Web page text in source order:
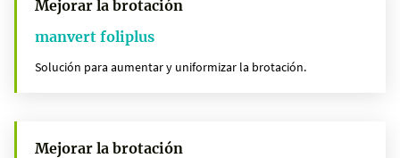
Mejorar la brotación
manvert foliplus
Solución para aumentar y uniformizar la brotación.
Mejorar la brotación